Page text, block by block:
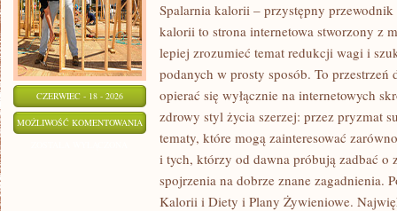
CZERWIEC - 18 - 2026
MOŻLIWOŚĆ KOMENTOWANIA LIFESTYLE
ZDROWE
NAWYKI
Spalarnia kalorii – przystępny
kalorii to strona internetowa stworzony z
lepiej zrozumieć temat redukcji wagi i
podanych w prosty sposób. To
opierać się wyłącznie na internetowych
zdrowy styl życia szerzej: przez pryzmat
tematy, które mogą zainteresować
i tych, którzy od dawna próbują zadbać o
spojrzenia na dobrze znane zagadnienia.
Kalorii i Diety i Plany Żywieniowe.